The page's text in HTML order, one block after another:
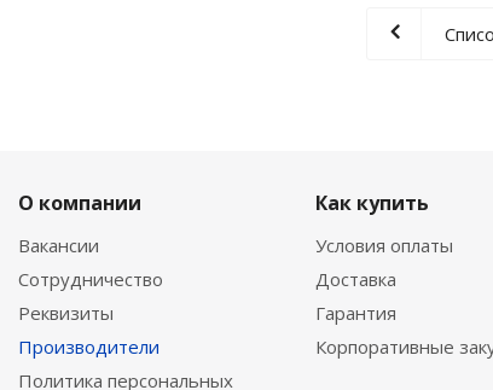
О компании
Вакансии
Сотрудничество
Реквизиты
Производители
Политика персональных
Как купить
Условия оплаты
Доставка
Гарантия
Корпоративные